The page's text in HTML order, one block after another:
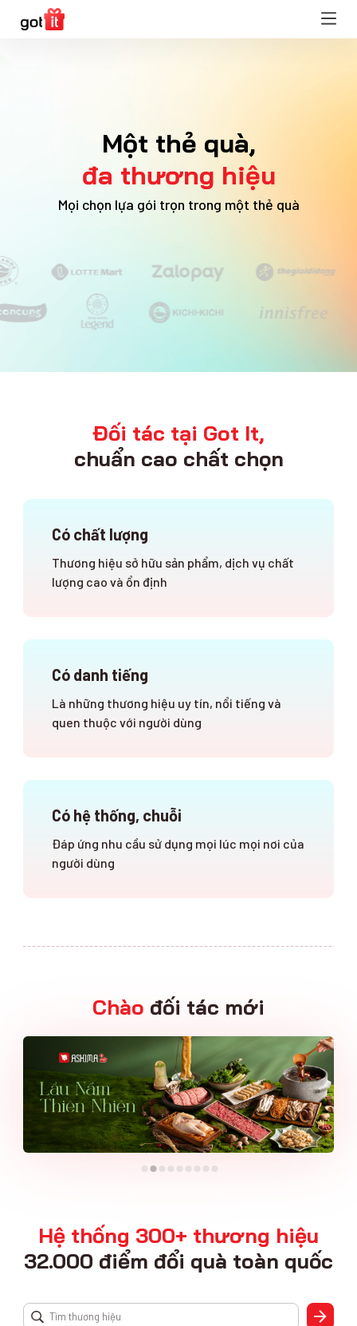
Một thẻ quà,
đa thương hiệu
Mọi chọn lựa gói trọn trong một thẻ quà
Đối tác tại Got It,
chuẩn cao chất chọn
Có chất lượng
Thương hiệu sở hữu sản phẩm, dịch vụ chất
lượng cao và ổn định
Có danh tiếng
Là những thương hiệu uy tín, nổi tiếng và
quen thuộc với người dùng
Có hệ thống, chuỗi
Đáp ứng nhu cầu sử dụng mọi lúc mọi nơi của
người dùng
Chào đối tác mới
Hệ thống 300+ thương hiệu
32.000 điểm đổi quà toàn quốc